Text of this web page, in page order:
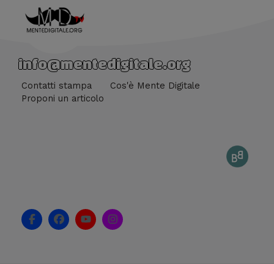
info@mentedigitale.org
Contatti stampa
Cos'è Mente Digitale
Proponi un articolo
F
a
c
F
a
c
Y
o
u
I
n
s